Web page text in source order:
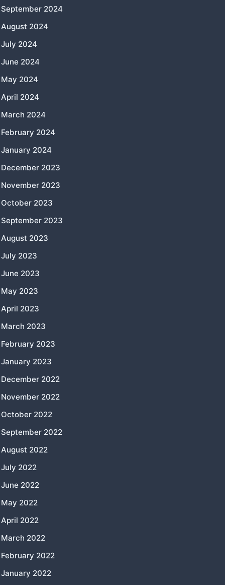
September 2024
August 2024
July 2024
June 2024
May 2024
April 2024
March 2024
February 2024
January 2024
December 2023
November 2023
October 2023
September 2023
August 2023
July 2023
June 2023
May 2023
April 2023
March 2023
February 2023
January 2023
December 2022
November 2022
October 2022
September 2022
August 2022
July 2022
June 2022
May 2022
April 2022
March 2022
February 2022
January 2022